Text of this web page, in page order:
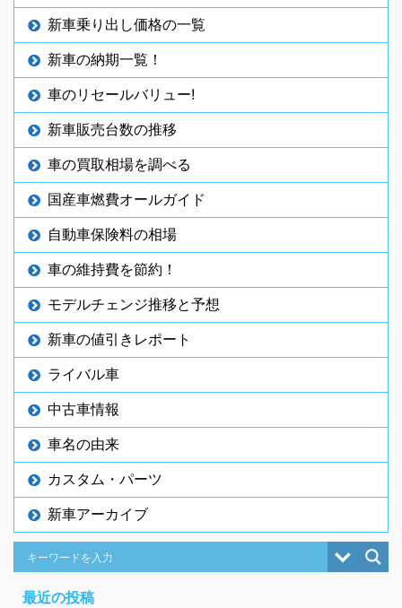
新車乗り出し価格の一覧
新車の納期一覧！
車のリセールバリュー!
新車販売台数の推移
車の買取相場を調べる
国産車燃費オールガイド
自動車保険料の相場
車の維持費を節約！
モデルチェンジ推移と予想
新車の値引きレポート
ライバル車
中古車情報
車名の由来
カスタム・パーツ
新車アーカイブ
最近の投稿